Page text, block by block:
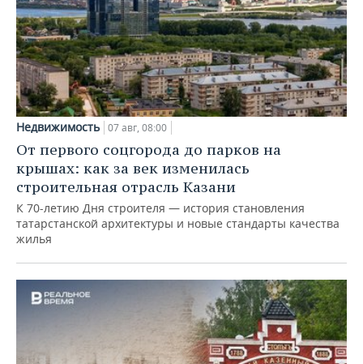
Недвижимость 07 авг, 08:00
От первого соцгорода до парков на
крышах: как за век изменилась
строительная отрасль Казани
К 70-летию Дня строителя — история становления
татарстанской архитектуры и новые стандарты качества
жилья